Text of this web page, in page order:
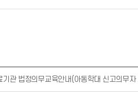
관 법정의무교육안내(아동학대 신고의무자